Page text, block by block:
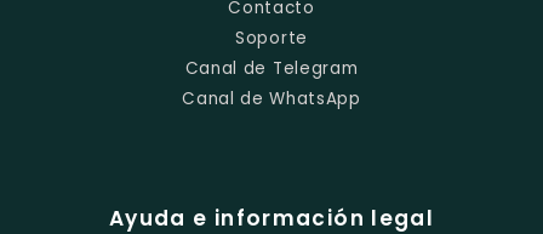
Contacto
Soporte
Canal de Telegram
Canal de WhatsApp
Ayuda e información legal